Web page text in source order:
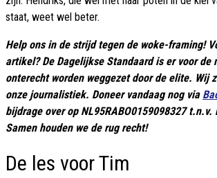
staat, weet wel beter.
Help ons in de strijd tegen de woke-framing!
artikel? De Dagelijkse Standaard is er voor de
onterecht worden weggezet door de elite. Wij
onze journalistiek. Doneer vandaag nog via
bijdrage over op NL95RABO0159098327
Samen houden we de rug recht!
De les voor Tim